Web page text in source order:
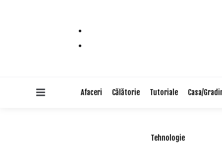
Afaceri Călătorie Tutoriale Casa/
Categories
Tehnologie